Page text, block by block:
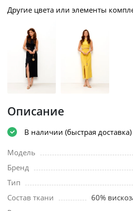
Другие цвета или элементы
Описание
В наличии (быстрая доставка)
Модель
Бренд
Тип
Состав ткани
60%